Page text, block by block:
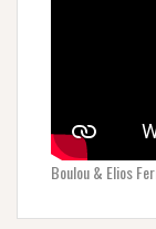
Boulou & Elios